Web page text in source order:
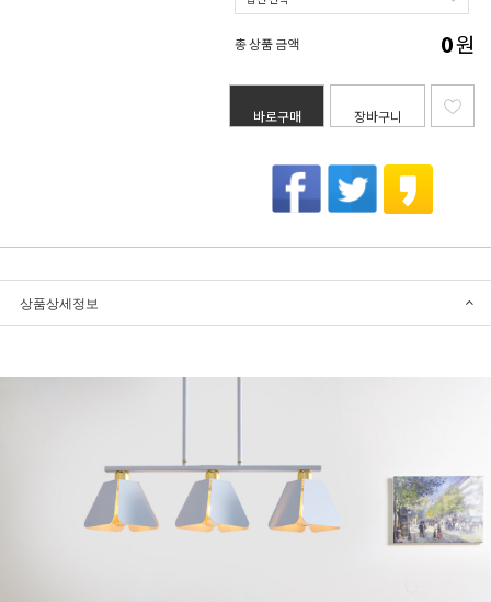
총 상품 금액 0원
바로구매 장바구니
상품상세정보